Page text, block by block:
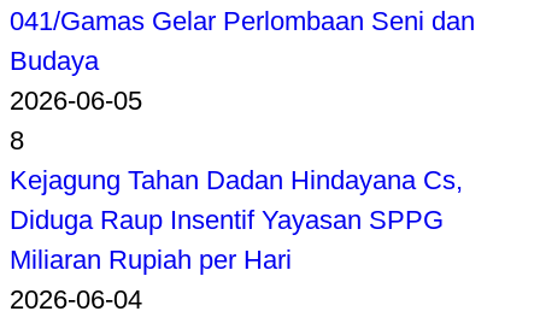
041/Gamas Gelar Perlombaan Seni dan
Budaya
2026-06-05
8
Kejagung Tahan Dadan Hindayana Cs,
Diduga Raup Insentif Yayasan SPPG
Miliaran Rupiah per Hari
2026-06-04